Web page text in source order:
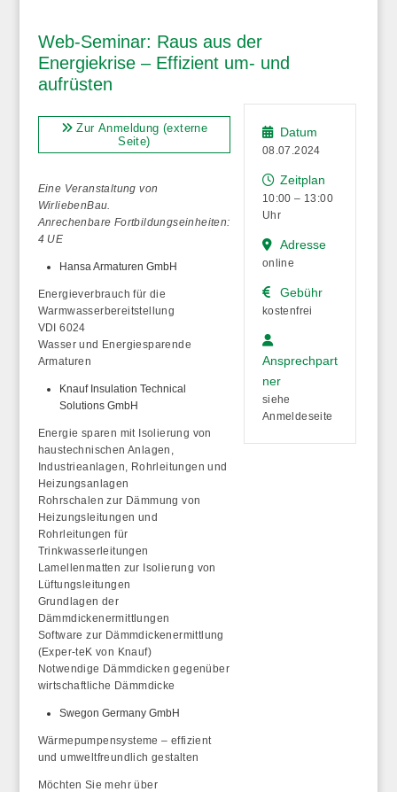
Web-Seminar: Raus aus der
Energiekrise – Effizient um- und
aufrüsten
Zur Anmeldung (externe
Seite)
Eine Veranstaltung von
WirliebenBau.
Anrechenbare Fortbildungseinheiten:
4 UE
Hansa Armaturen GmbH
Energieverbrauch für die
Warmwasserbereitstellung
VDI 6024
Wasser und Energiesparende
Armaturen
Knauf Insulation Technical
Solutions GmbH
Energie sparen mit Isolierung von
haustechnischen Anlagen,
Industrieanlagen, Rohrleitungen und
Heizungsanlagen
Rohrschalen zur Dämmung von
Heizungsleitungen und
Rohrleitungen für
Trinkwasserleitungen
Lamellenmatten zur Isolierung von
Lüftungsleitungen
Grundlagen der
Dämmdickenermittlungen
Software zur Dämmdickenermittlung
(Exper-teK von Knauf)
Notwendige Dämmdicken gegenüber
wirtschaftliche Dämmdicke
Swegon Germany GmbH
Wärmepumpensysteme – effizient
und umweltfreundlich gestalten
Möchten Sie mehr über
Datum
08.07.2024
Zeitplan
10:00 – 13:00
Uhr
Adresse
online
Gebühr
kostenfrei
Ansprechpart
ner
siehe
Anmeldeseite